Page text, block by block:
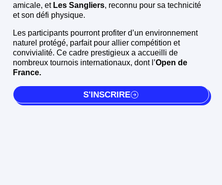
amicale, et Les Sangliers, reconnu pour sa technicité
et son défi physique.
Les participants pourront profiter d’un environnement
naturel protégé, parfait pour allier compétition et
convivialité. Ce cadre prestigieux a accueilli de
nombreux tournois internationaux, dont l’Open de
France.
S'INSCRIRE